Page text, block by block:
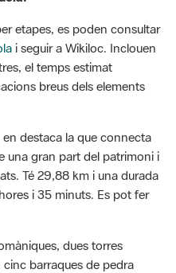
el temps estimat
breus dels elements
en destaca la que connecta
gran part del patrimoni i
Té 29,88 km i una durada
i 35 minuts. Es pot fer
dues torres
cinc barraques de pedra
a Olèrdola - MAC
el Parc d'Olèrdola,
una catedral del vi o